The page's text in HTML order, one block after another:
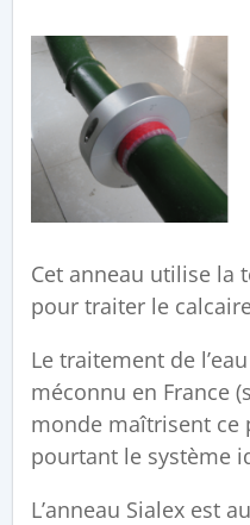
Cet anneau utilise la
pour traiter le
Le traitement de
méconnu en France
monde maîtrisent ce
pourtant le système
L’anneau Sialex est